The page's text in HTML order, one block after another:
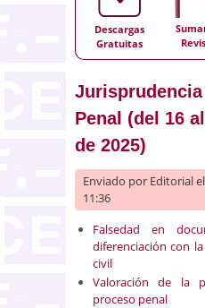
Descargas
Gratuitas
Penal (del 16
de 2025)
Enviado por Editorial
11:36
Falsedad en
diferenciación con
civil
Valoración de la
proceso penal